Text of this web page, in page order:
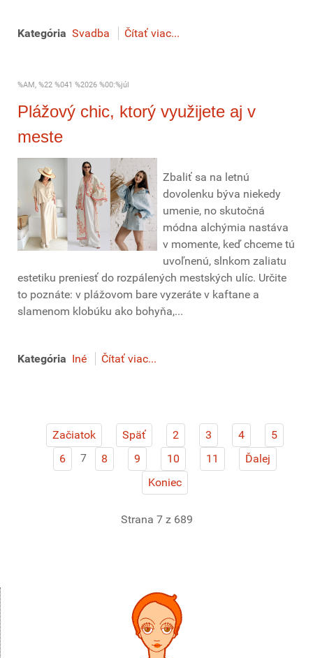
Kategória Svadba Čítať viac...
%AM, %22 %041 %2026 %00:%júl
Plážový chic, ktorý využijete aj v
meste
Zbaliť sa na letnú
dovolenku býva niekedy
umenie, no skutočná
módna alchýmia nastáva
v momente, keď chceme tú
uvoľnenú, slnkom zaliatu
estetiku preniesť do rozpálených mestských ulíc. Určite
to poznáte: v plážovom bare vyzeráte v kaftane a
slamenom klobúku ako bohyňa,...
Kategória Iné Čítať viac...
Začiatok Späť 2 3 4
5
6
7 8 9 10 11
Ďalej
Koniec
Strana 7 z 689